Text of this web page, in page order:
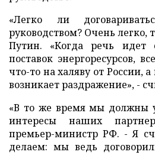
«Легко ли
руководством? Очень легко,
Путин. «Когда речь идет
поставок энергоресурсов,
что-то на халяву от России,
возникает раздражение», -
«В то же время мы должны
интересы наших
премьер-министр РФ. - Я
делаем: мы ведь